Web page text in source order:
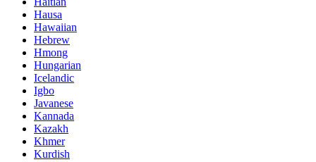
Hausa
Hawaiian
Hebrew
Hmong
Hungarian
Icelandic
Igbo
Javanese
Kannada
Kazakh
Khmer
Kurdish